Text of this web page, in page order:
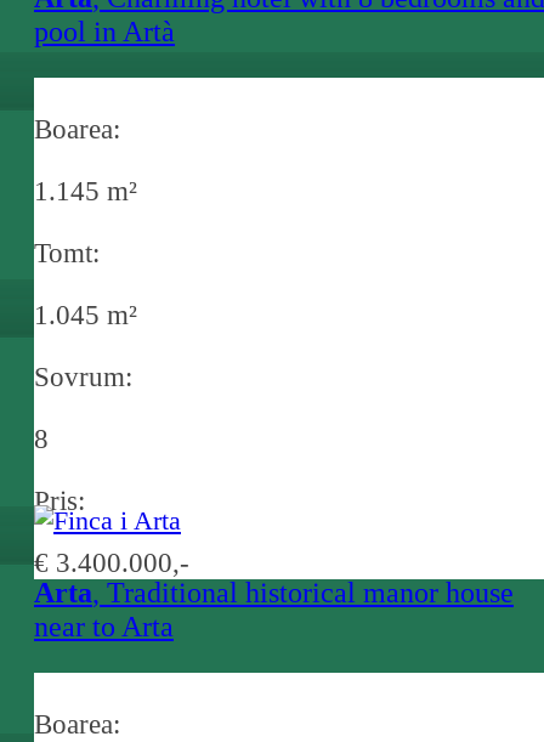
pool in Artà
Boarea:
1.145 m²
Tomt:
1.045 m²
Sovrum:
8
Pris:
€ 3.400.000,-
Arta, Traditional historical manor house
near to Arta
Boarea: